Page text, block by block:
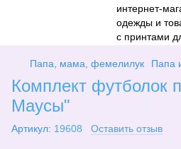
Папа, мама, фемелилук Папа
Комплект футболок
Маусы"
Артикул: 19608 Оставить отзыв